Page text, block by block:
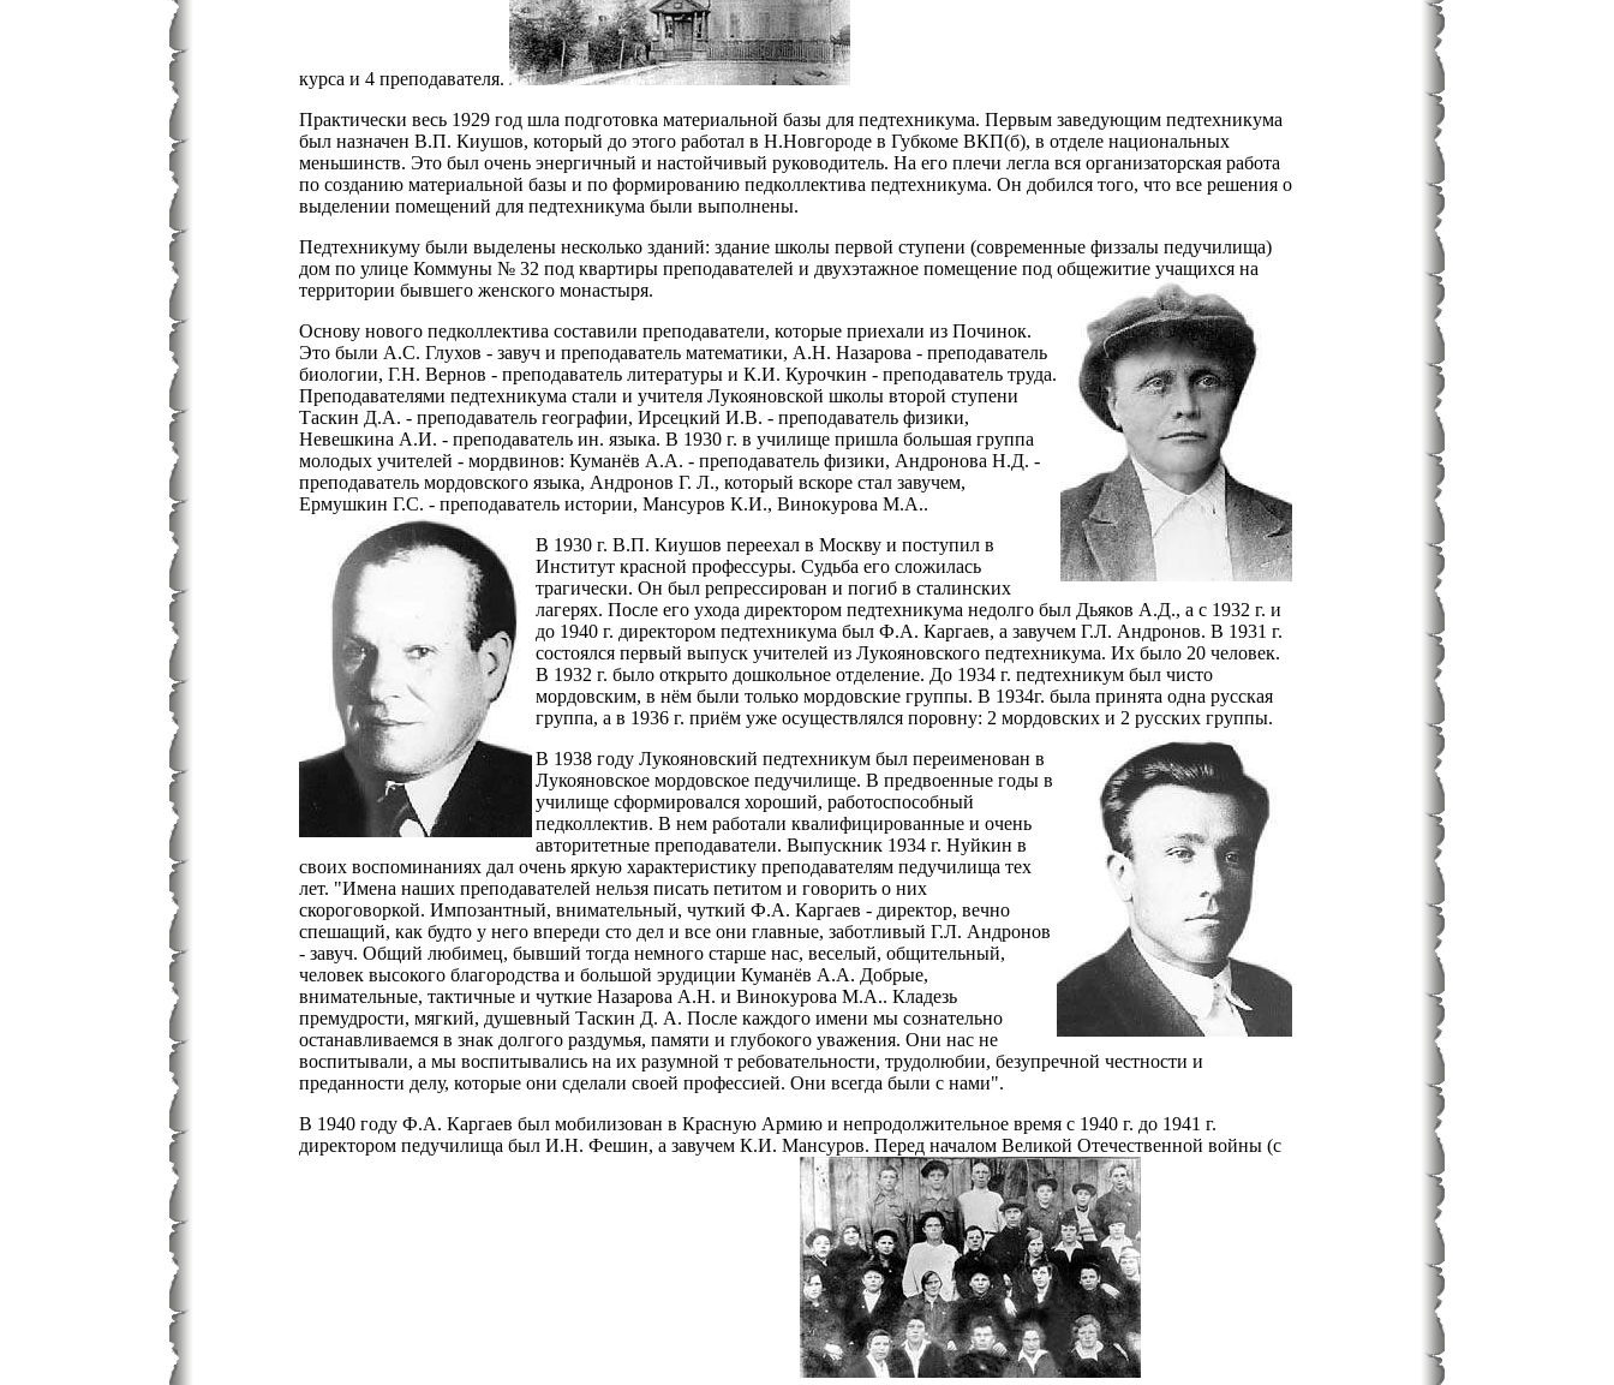
курса и 4 преподавателя.
Практически весь 1929 год шла подготовка материальной базы для педтехникума. Первым заведующим педтехникума
был назначен В.П. Киушов, который до этого работал в Н.Новгороде в Губкоме ВКП(б), в отделе национальных
меньшинств. Это был очень энергичный и настойчивый руководитель. На его плечи легла вся организаторская работа
по созданию материальной базы и по формированию педколлектива педтехникума. Он добился того, что все решения о
выделении помещений для педтехникума были выполнены.
Педтехникуму были выделены несколько зданий: здание школы первой ступени (современные физзалы педучилища)
дом по улице Коммуны № 32 под квартиры преподавателей и двухэтажное помещение под общежитие учащихся на
территории бывшего женского монастыря.
Основу нового педколлектива составили преподаватели, которые приехали из Починок.
Это были А.С. Глухов - завуч и преподаватель математики, А.Н. Назарова - преподаватель
биологии, Г.Н. Вернов - преподаватель литературы и К.И. Курочкин - преподаватель труда.
Преподавателями педтехникума стали и учителя Лукояновской школы второй ступени
Таскин Д.А. - преподаватель географии, Ирсецкий И.В. - преподаватель физики,
Невешкина А.И. - преподаватель ин. языка. В 1930 г. в училище пришла большая группа
молодых учителей - мордвинов: Куманёв А.А. - преподаватель физики, Андронова Н.Д. -
преподаватель мордовского языка, Андронов Г. Л., который вскоре стал завучем,
Ермушкин Г.С. - преподаватель истории, Мансуров К.И., Винокурова М.А..
В 1930 г. В.П. Киушов переехал в Москву и поступил в
Институт красной профессуры. Судьба его сложилась
трагически. Он был репрессирован и погиб в сталинских
лагерях. После его ухода директором педтехникума недолго был Дьяков А.Д., а с 1932 г. и
до 1940 г. директором педтехникума был Ф.А. Каргаев, а завучем Г.Л. Андронов. В 1931 г.
состоялся первый выпуск учителей из Лукояновского педтехникума. Их было 20 человек.
В 1932 г. было открыто дошкольное отделение. До 1934 г. педтехникум был чисто
мордовским, в нём были только мордовские группы. В 1934г. была принята одна русская
группа, а в 1936 г. приём уже осуществлялся поровну: 2 мордовских и 2 русских группы.
В 1938 году Лукояновский педтехникум был переименован в
Лукояновское мордовское педучилище. В предвоенные годы в
училище сформировался хороший, работоспособный
педколлектив. В нем работали квалифицированные и очень
авторитетные преподаватели. Выпускник 1934 г. Нуйкин в
своих воспоминаниях дал очень яркую характеристику преподавателям педучилища тех
лет. "Имена наших преподавателей нельзя писать петитом и говорить о них
скороговоркой. Импозантный, внимательный, чуткий Ф.А. Каргаев - директор, вечно
спешащий, как будто у него впереди сто дел и все они главные, заботливый Г.Л. Андронов
- завуч. Общий любимец, бывший тогда немного старше нас, веселый, общительный,
человек высокого благородства и большой эрудиции Куманёв А.А. Добрые,
внимательные, тактичные и чуткие Назарова А.Н. и Винокурова М.А.. Кладезь
премудрости, мягкий, душевный Таскин Д. А. После каждого имени мы сознательно
останавливаемся в знак долгого раздумья, памяти и глубокого уважения. Они нас не
воспитывали, а мы воспитывались на их разумной т ребовательности, трудолюбии, безупречной честности и
преданности делу, которые они сделали своей профессией. Они всегда были с нами".
В 1940 году Ф.А. Каргаев был мобилизован в Красную Армию и непродолжительное время с 1940 г. до 1941 г.
директором педучилища был И.Н. Фешин, а завучем К.И. Мансуров. Перед началом Великой Отечественной войны (с